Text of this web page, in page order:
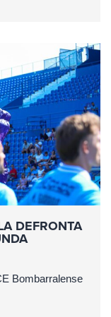
DEFRONTA
Bombarralense